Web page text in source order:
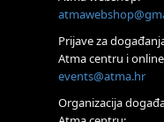
Visoko
Alemka Dauskardt –
konstelacija
Online
Prijave za
Atma centru i
events@atma.hr
Organizacija